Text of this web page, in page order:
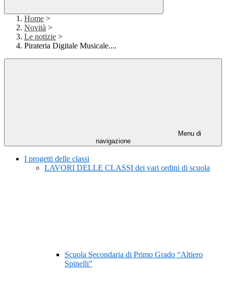
Home >
Novità >
Le notizie >
Pirateria Digitale Musicale....
Menu di
navigazione
I progetti delle classi
LAVORI DELLE CLASSI dei vari ordini di scuola
Scuola Secondaria di Primo Grado “Altiero
Spinelli”